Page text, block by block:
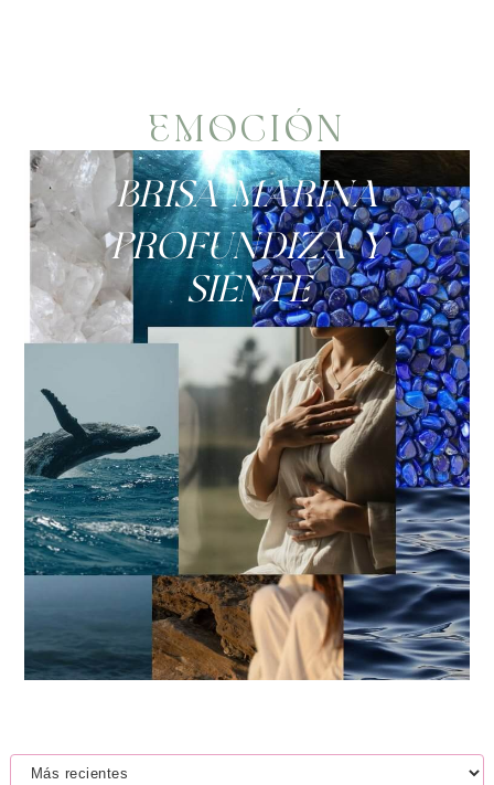
EMOCIÓN
«Brisa Marina»
Profundiza y
siente